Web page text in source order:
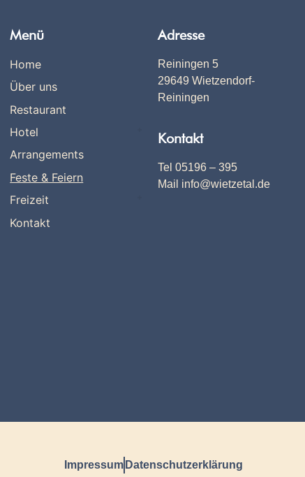
Menü
Home
Über uns
Restaurant
Hotel
Arrangements
Feste & Feiern
Freizeit
Kontakt
Adresse
Reiningen 5
29649 Wietzendorf-
Reiningen
Kontakt
Tel 05196 – 395
Mail info@wietzetal.de
Impressum Datenschutzerklärung